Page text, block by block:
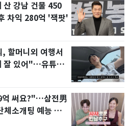
산 강남 건물 450
차익 280억 '잭팟'
할머니외 여행서
잘 있어"…유튜브
억 써요?"…삼전男
소개팅 예능 화